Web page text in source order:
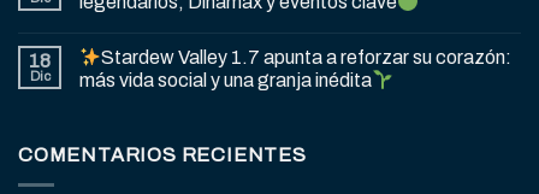
18
Dic
Stardew Valley 1.7 apunta a reforzar su corazón:
más vida social y una granja inédita
COMENTARIOS RECIENTES